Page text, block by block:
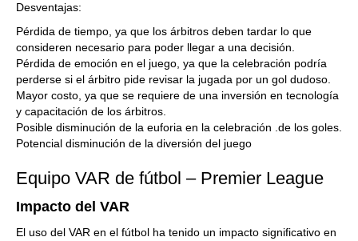
Desventajas:
Pérdida de tiempo, ya que los árbitros deben tardar lo que
consideren necesario para poder llegar a una decisión.
Pérdida de emoción en el juego, ya que la celebración podría
perderse si el árbitro pide revisar la jugada por un gol dudoso.
Mayor costo, ya que se requiere de una inversión en tecnología
y capacitación de los árbitros.
Posible disminución de la euforia en la celebración .de los goles.
Potencial disminución de la diversión del juego
Equipo VAR de fútbol – Premier League
Impacto del VAR
El uso del VAR en el fútbol ha tenido un impacto significativo en